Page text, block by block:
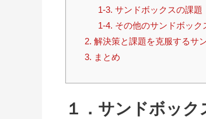
1-3. サンドボックスの課題
1-4. その他のサンドボック
2. 解決策と課題を克服するサ
3. まとめ
１．サンドボッ